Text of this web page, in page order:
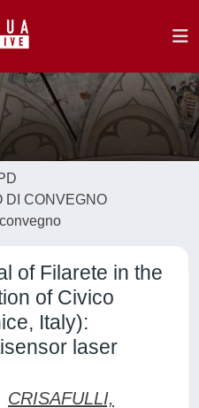
DI CONVEGNO
of Filarete in the
of Civico
Italy):
laser
CRISAFULLI,